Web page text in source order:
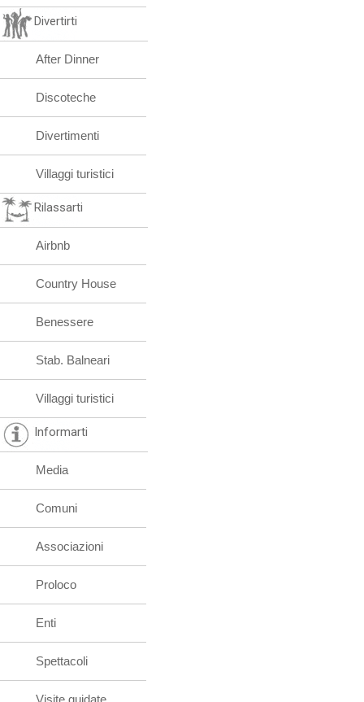
Divertirti
After Dinner
Discoteche
Divertimenti
Villaggi turistici
Rilassarti
Airbnb
Country House
Benessere
Stab. Balneari
Villaggi turistici
Informarti
Media
Comuni
Associazioni
Proloco
Enti
Spettacoli
Visite guidate